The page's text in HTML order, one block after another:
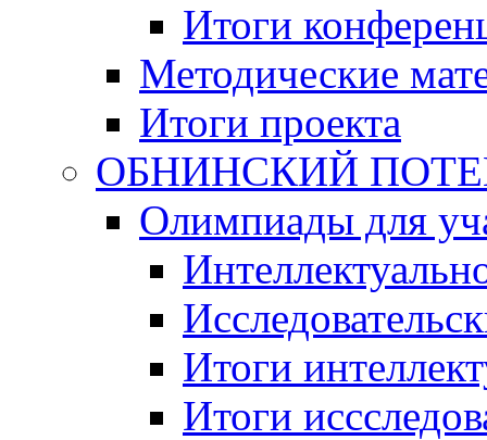
Итоги
Методические
Итоги проекта
ОБНИНСКИЙ
Олимпиады для
Итоги
Итоги